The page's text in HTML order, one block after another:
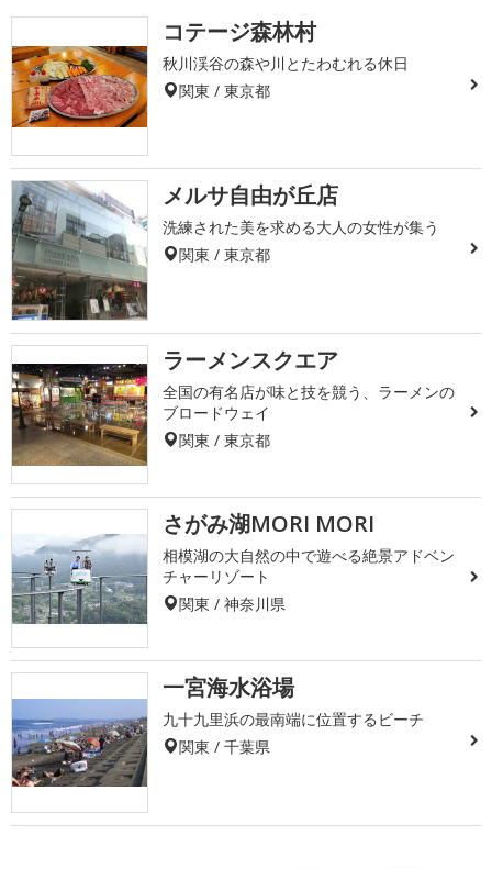
コテージ森林村
秋川渓谷の森や川とたわむれる休日
関東 / 東京都
メルサ自由が丘店
洗練された美を求める大人の女性が集う
関東 / 東京都
ラーメンスクエア
全国の有名店が味と技を競う、ラーメンの
ブロードウェイ
関東 / 東京都
さがみ湖MORI MORI
相模湖の大自然の中で遊べる絶景アドベン
チャーリゾート
関東 / 神奈川県
一宮海水浴場
九十九里浜の最南端に位置するビーチ
関東 / 千葉県